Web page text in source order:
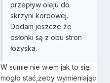
przepływ oleju do
skrzyni korbowej.
Dodam jeszcze że
osłonki są z obu stron
łożyska.
W sumie nie wiem jak to się
mogło stać,żeby wymieniając